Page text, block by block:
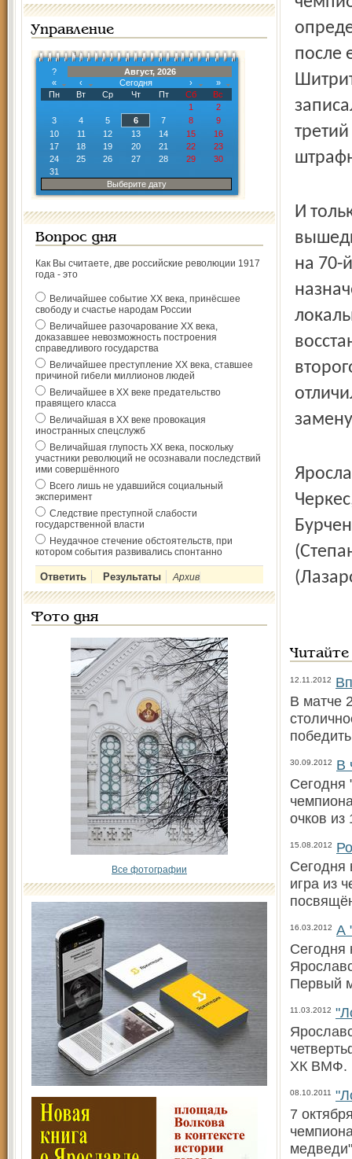
Управление
?
Август, 2026
«
‹ Сегодня ›
»
Пн
Вт Ср Чт Пт Сб
Вс
1
2
3
4 5 6 7 8
9
10
11 12 13 14 15
16
17
18 19 20 21 22
23
24
25 26 27 28 29
30
31
Выберите дату
Вопрос дня
Как Вы считаете, две российские революции 1917
года - это
Величайшее событие ХХ века, принёсшее
свободу и счастье народам России
Величайшее разочарование ХХ века,
доказавшее невозможность построения
справедливого государства
Величайшее преступление ХХ века, ставшее
причиной гибели миллионов людей
Величайшее в ХХ веке предательство
правящего класса
Величайшая в ХХ веке провокация
иностранных спецслужб
Величайшая глупость ХХ века, поскольку
участники революций не осознавали последствий
ими совершённого
Всего лишь не удавшийся социальный
эксперимент
Следствие преступной слабости
государственной власти
Неудачное стечение обстоятельств, при
котором события развивались спонтанно
Архив
Фото дня
Все фотографии
после
И
на 70-
12.11.2012
В матче
30.09.2012
В
Сегодня
очков
15.08.2012
Сегодня
игра из
16.03.2012 А
Сегодня
Первый
11.03.2012
ХК ВМФ.
08.10.2011
7